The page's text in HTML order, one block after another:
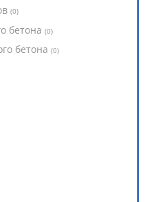
(0)
бетона (0)
бетона (0)